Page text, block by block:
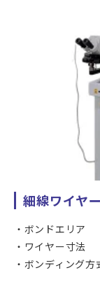
細線ワイヤ
ボンドエリア
ワイヤー寸法
ボンディング方